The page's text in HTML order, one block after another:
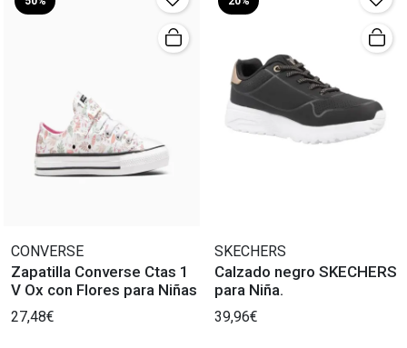
CONVERSE
Zapatilla Converse Ctas 1
V Ox con Flores para Niñas
27,48€
SKECHERS
Calzado negro SKECHERS
para Niña.
39,96€